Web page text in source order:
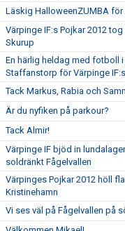
Läskig HalloweenZUMBA
Värpinge IF:s Pojkar 2012
Skurup
En härlig heldag med fotboll
Staffanstorp för Värpinge
Tack Markus, Rabia och
Är du nyfiken på parkour?
Tack Almir!
Värpinge IF bjöd in
soldränkt Fågelvallen
Värpinges Pojkar 2012 höll
Kristinehamn
Vi ses väl på Fågelvallen på